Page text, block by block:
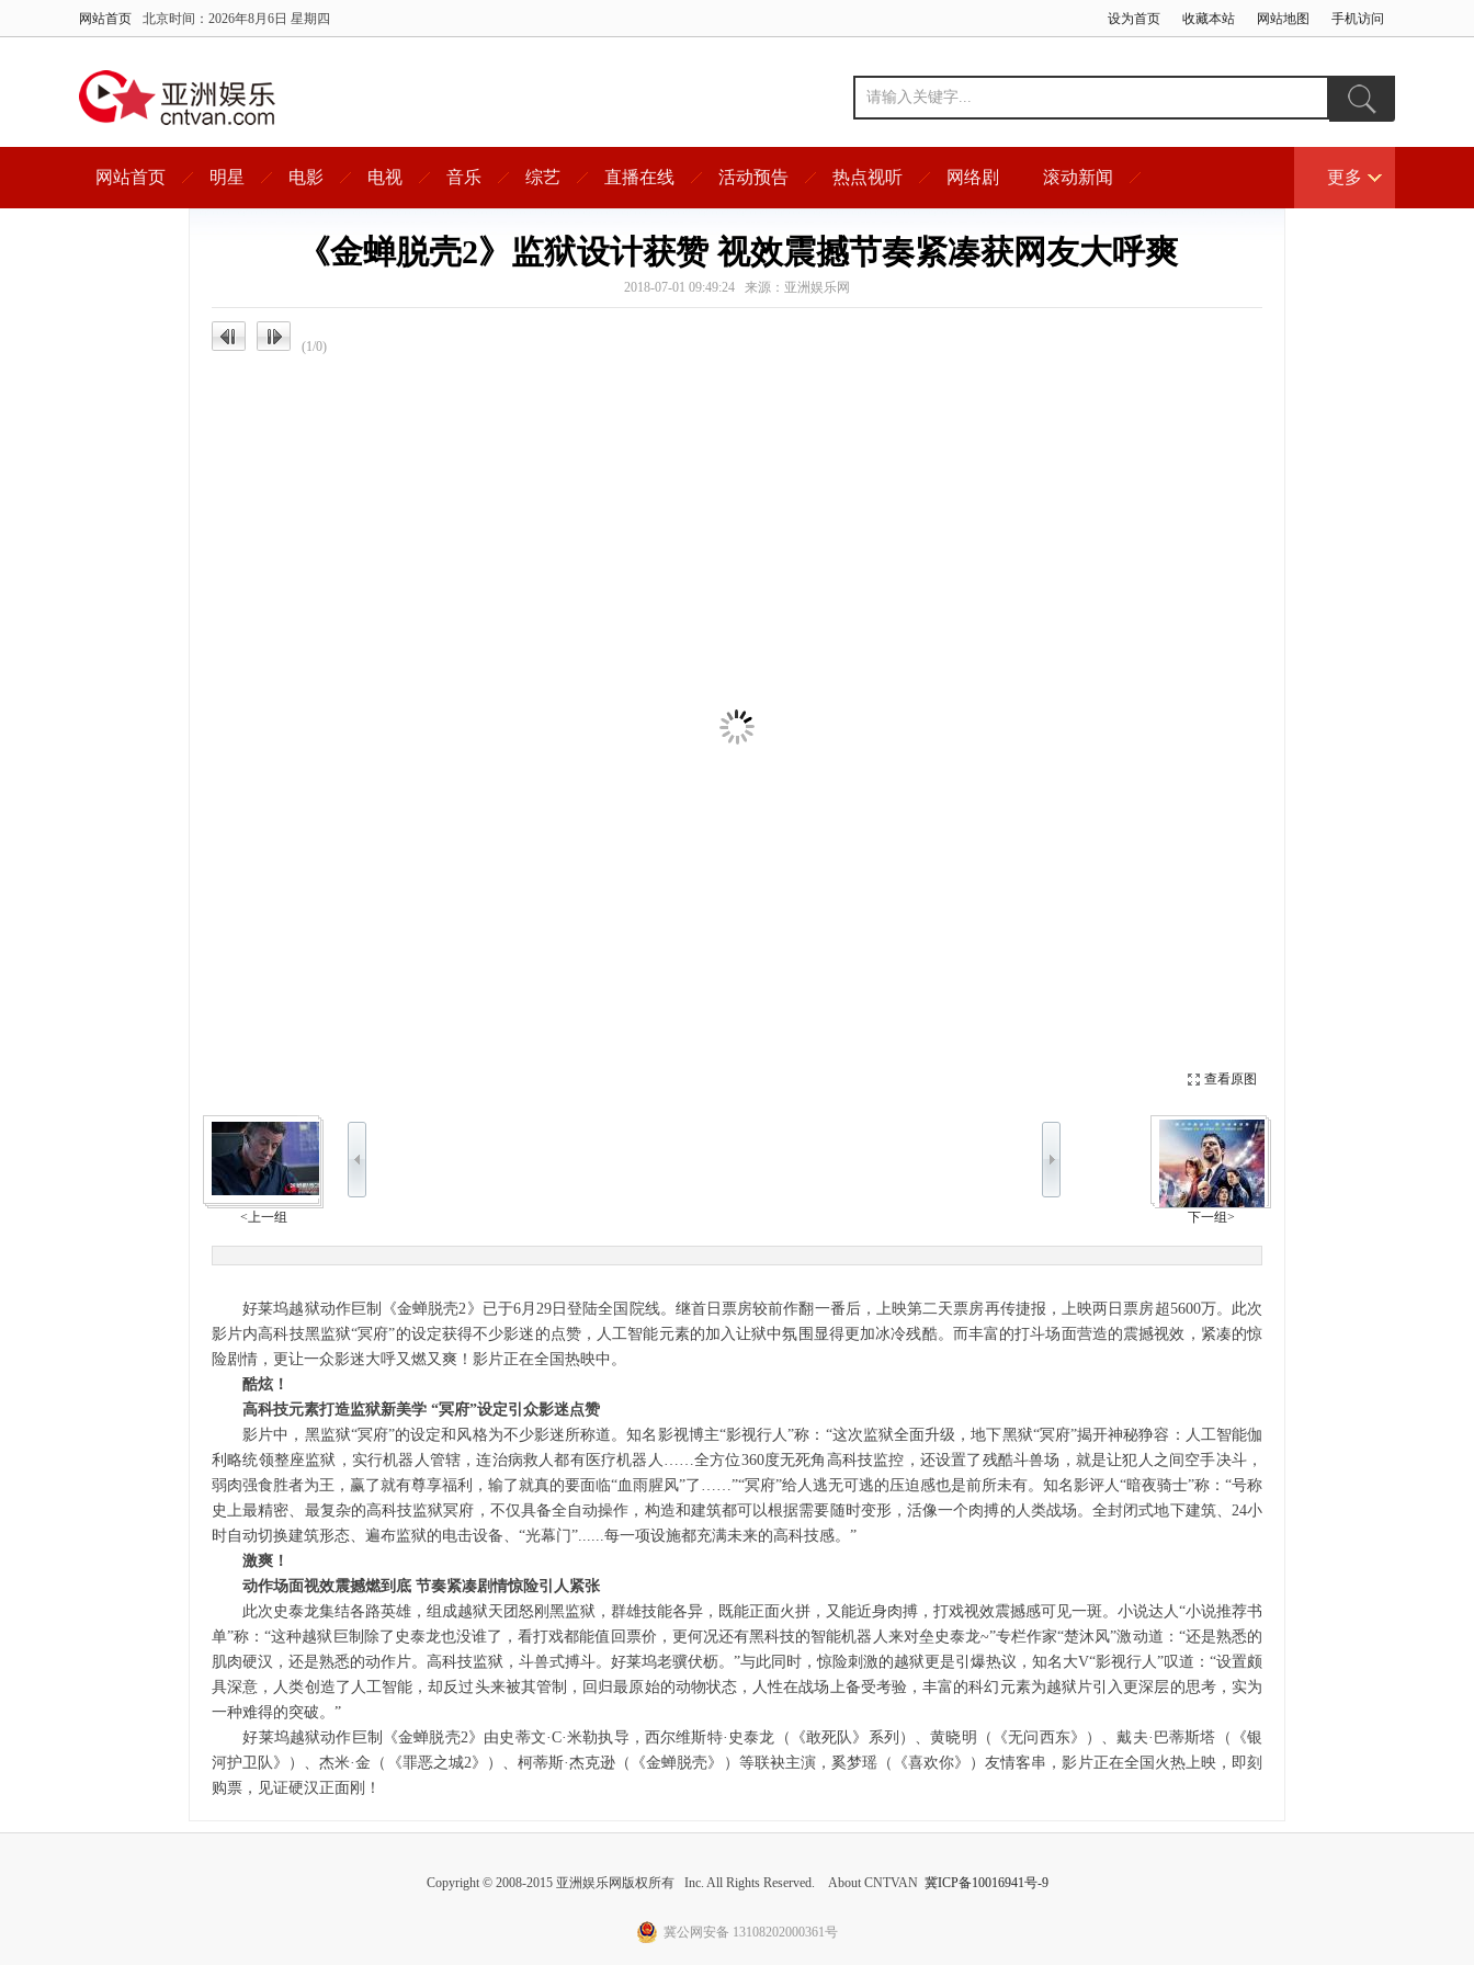
网站首页 北京时间： 2026年8月6日 星期四 设为首页 收藏本站 网站地图 手机访问
网站首页 明星 电影 电视 音乐 综艺 直播在线 活动预告 热点视听 网络剧 滚动新闻 更多
《金蝉脱壳2》监狱设计获赞 视效震撼节奏紧凑获网友大呼爽
2018-07-01 09:49:24 来源：亚洲娱乐网
(1/0)
查看原图
<上一组 下一组>
好莱坞越狱动作巨制《金蝉脱壳2》已于6月29日登陆全国院线。继首日票房较前作翻一番后，上映第二天票房再传捷报，上映两日票房超5600万。此次
影片内高科技黑监狱“冥府”的设定获得不少影迷的点赞，人工智能元素的加入让狱中氛围显得更加冰冷残酷。而丰富的打斗场面营造的震撼视效，紧凑的惊
险剧情，更让一众影迷大呼又燃又爽！影片正在全国热映中。
酷炫！
高科技元素打造监狱新美学 “冥府”设定引众影迷点赞
影片中，黑监狱“冥府”的设定和风格为不少影迷所称道。知名影视博主“影视行人”称：“这次监狱全面升级，地下黑狱“冥府”揭开神秘狰容：人工智能伽
利略统领整座监狱，实行机器人管辖，连治病救人都有医疗机器人……全方位360度无死角高科技监控，还设置了残酷斗兽场，就是让犯人之间空手决斗，
弱肉强食胜者为王，赢了就有尊享福利，输了就真的要面临“血雨腥风”了……”“冥府”给人逃无可逃的压迫感也是前所未有。知名影评人“暗夜骑士”称：“号称
史上最精密、最复杂的高科技监狱冥府，不仅具备全自动操作，构造和建筑都可以根据需要随时变形，活像一个肉搏的人类战场。全封闭式地下建筑、24小
时自动切换建筑形态、遍布监狱的电击设备、“光幕门”......每一项设施都充满未来的高科技感。”
激爽！
动作场面视效震撼燃到底 节奏紧凑剧情惊险引人紧张
此次史泰龙集结各路英雄，组成越狱天团怒刚黑监狱，群雄技能各异，既能正面火拼，又能近身肉搏，打戏视效震撼感可见一斑。小说达人“小说推荐书
单”称：“这种越狱巨制除了史泰龙也没谁了，看打戏都能值回票价，更何况还有黑科技的智能机器人来对垒史泰龙~”专栏作家“楚沐风”激动道：“还是熟悉的
肌肉硬汉，还是熟悉的动作片。高科技监狱，斗兽式搏斗。好莱坞老骥伏枥。”与此同时，惊险刺激的越狱更是引爆热议，知名大V“影视行人”叹道：“设置颇
具深意，人类创造了人工智能，却反过头来被其管制，回归最原始的动物状态，人性在战场上备受考验，丰富的科幻元素为越狱片引入更深层的思考，实为
一种难得的突破。”
好莱坞越狱动作巨制《金蝉脱壳2》由史蒂文·C·米勒执导，西尔维斯特·史泰龙（《敢死队》系列）、黄晓明（《无问西东》）、戴夫·巴蒂斯塔（《银
河护卫队》）、杰米·金（《罪恶之城2》）、柯蒂斯·杰克逊（《金蝉脱壳》）等联袂主演，奚梦瑶（《喜欢你》）友情客串，影片正在全国火热上映，即刻
购票，见证硬汉正面刚！
Copyright © 2008-2015 亚洲娱乐网版权所有 Inc. All Rights Reserved. About CNTVAN 冀ICP备10016941号-9
冀公网安备 13108202000361号